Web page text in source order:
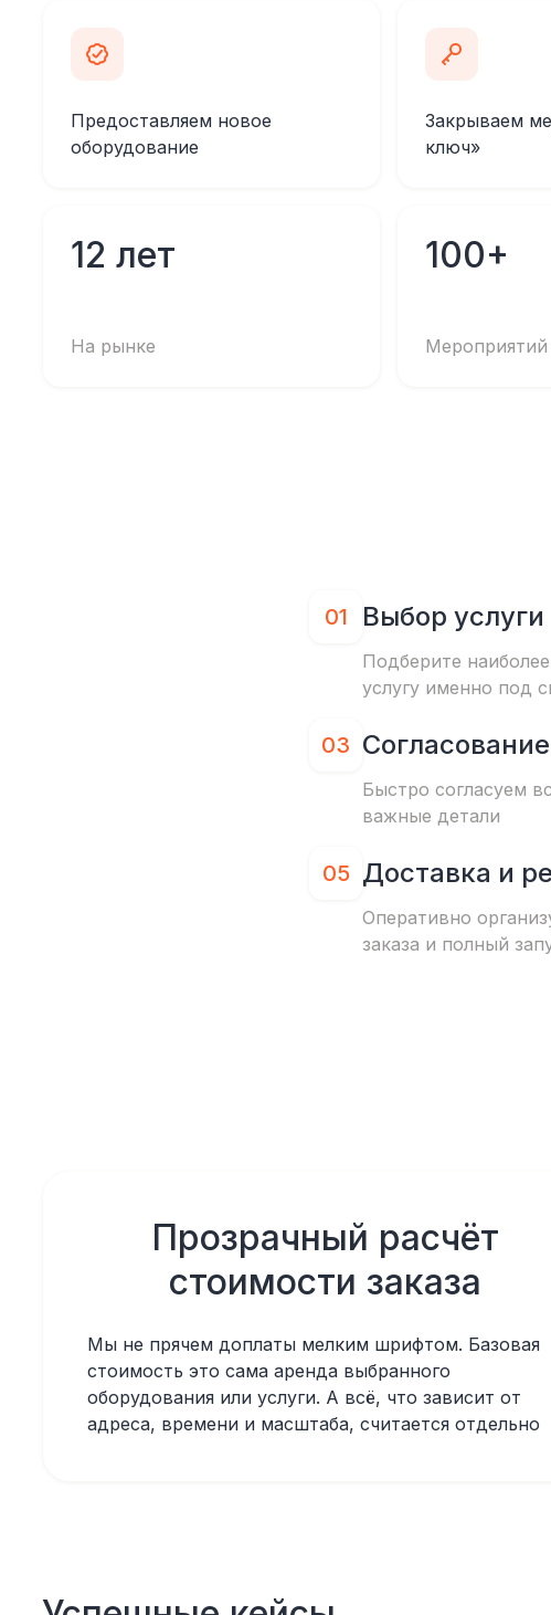
Предоставляем новое
оборудование
Закрываем
ключ»
12 лет
На рынке
100+
01 Выбор услуги
Подберите
услугу именно под
03 Согласование
Быстро согласуем
важные детали
05 Доставка и
Оперативно
заказа и полный
Прозрачный расчёт
стоимости заказа
Мы не прячем доплаты мелким шрифтом. Базовая
стоимость это сама аренда выбранного
оборудования или услуги. А всё, что зависит от
адреса, времени и масштаба, считается отдельно